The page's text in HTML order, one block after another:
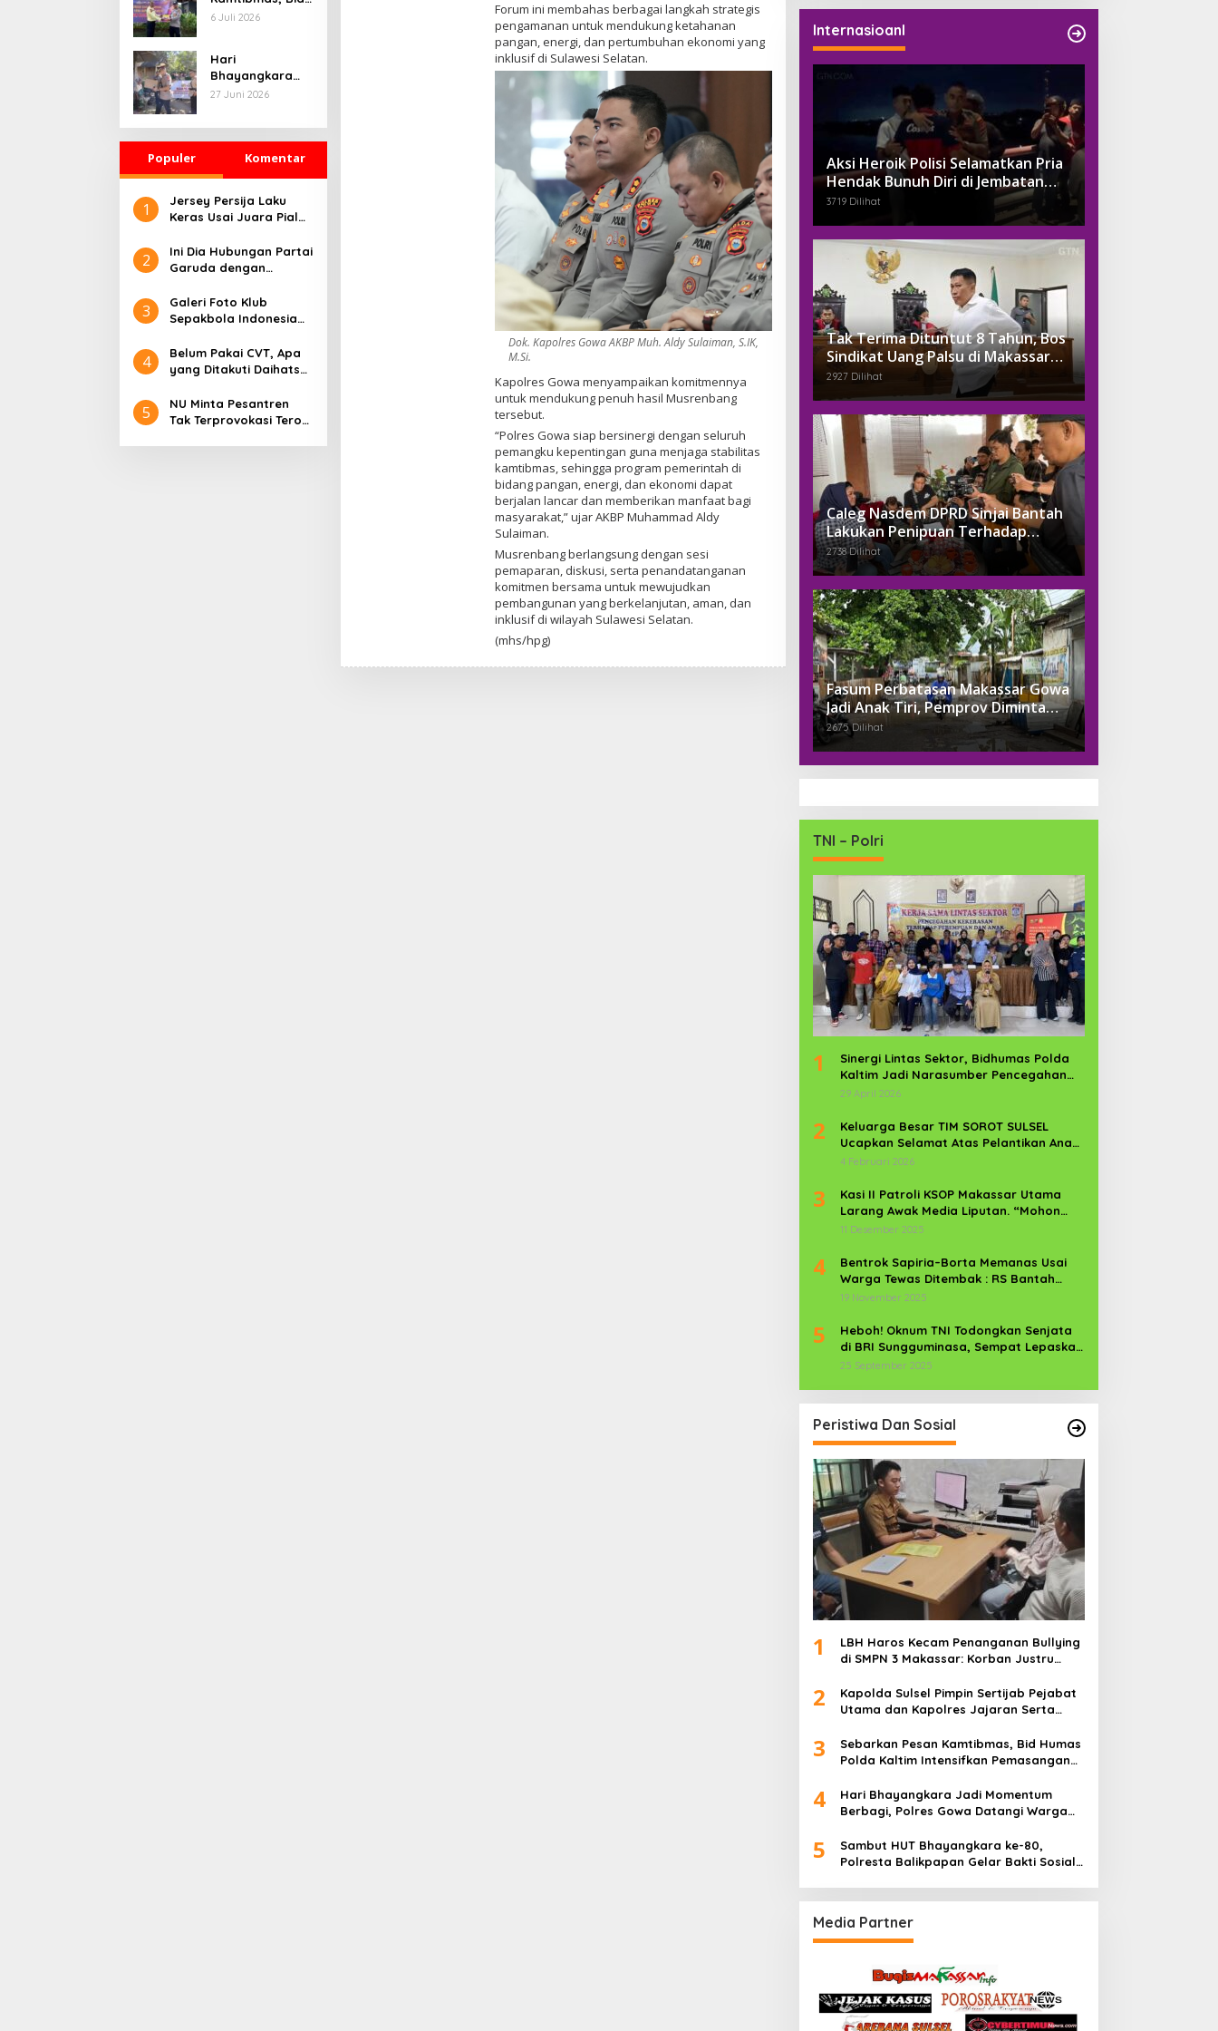
Jeneponto
Humas Polda
Pemasangan
Spanduk serta
Pembagian
6 Juli 2026
Hari
Bhayangkara
Jadi Momentum
Warga yang
Membutuhkan
27 Juni 2026
Populer Komentar
1
Jersey Persija Laku
Keras Usai Juara Piala
2
Ini Dia Hubungan Partai
Garuda dengan
3
Galeri Foto Klub
Sepakbola Indonesia
4
Belum Pakai CVT, Apa
yang Ditakuti Daihatsu
5
NU Minta Pesantren
Tak Terprovokasi Teror
Forum ini membahas berbagai langkah strategis
pengamanan untuk mendukung ketahanan
pangan, energi, dan pertumbuhan ekonomi yang
inklusif di Sulawesi Selatan.
Dok. Kapolres Gowa AKBP Muh. Aldy Sulaiman, S.IK,
M.Si.
Kapolres Gowa menyampaikan komitmennya
untuk mendukung penuh hasil Musrenbang
tersebut.
“Polres Gowa siap bersinergi dengan seluruh
pemangku kepentingan guna menjaga stabilitas
kamtibmas, sehingga program pemerintah di
bidang pangan, energi, dan ekonomi dapat
berjalan lancar dan memberikan manfaat bagi
masyarakat,” ujar AKBP Muhammad Aldy
Sulaiman.
Musrenbang berlangsung dengan sesi
pemaparan, diskusi, serta penandatanganan
komitmen bersama untuk mewujudkan
pembangunan yang berkelanjutan, aman, dan
inklusif di wilayah Sulawesi Selatan.
(mhs/hpg)
Internasioanl
Aksi Heroik Polisi Selamatkan Pria
Hendak Bunuh Diri di Jembatan
Kembar Gowa
3719 Dilihat
Tak Terima Dituntut 8 Tahun, Bos
Sindikat Uang Palsu di Makassar
Ngaku Sudah Suap Jaksa Dengan
Miliaran
2927 Dilihat
Caleg Nasdem DPRD Sinjai Bantah
Lakukan Penipuan Terhadap
Pengusaha Tambang
2738 Dilihat
Fasum Perbatasan Makassar Gowa
Jadi Anak Tiri, Pemprov Diminta
Perhatikan
2675 Dilihat
TNI – Polri
1
Sinergi Lintas Sektor, Bidhumas Polda
Kaltim Jadi Narasumber Pencegahan
Kekerasan Perempuan dan Anak
29 April 2026
2
Keluarga Besar TIM SOROT SULSEL
Ucapkan Selamat Atas Pelantikan Anak
Kr. Sijaya Pimred Gerbang Timur News
4 Februari 2026
3
Kasi II Patroli KSOP Makassar Utama
Larang Awak Media Liputan. “Mohon
Media Keluar”
11 Desember 2025
4
Bentrok Sapiria–Borta Memanas Usai
Warga Tewas Ditembak : RS Bantah
Lamban Tangani Korban, Aparat TNI-
19 November 2025
5
Heboh! Oknum TNI Todongkan Senjata
di BRI Sungguminasa, Sempat Lepaskan
Tembakan
25 September 2025
Peristiwa Dan Sosial
1
LBH Haros Kecam Penanganan Bullying
di SMPN 3 Makassar: Korban Justru
2
Kapolda Sulsel Pimpin Sertijab Pejabat
Utama dan Kapolres Jajaran Serta
3
Sebarkan Pesan Kamtibmas, Bid Humas
Polda Kaltim Intensifkan Pemasangan
4
Hari Bhayangkara Jadi Momentum
Berbagi, Polres Gowa Datangi Warga
5
Sambut HUT Bhayangkara ke-80,
Polresta Balikpapan Gelar Bakti Sosial
Media Partner